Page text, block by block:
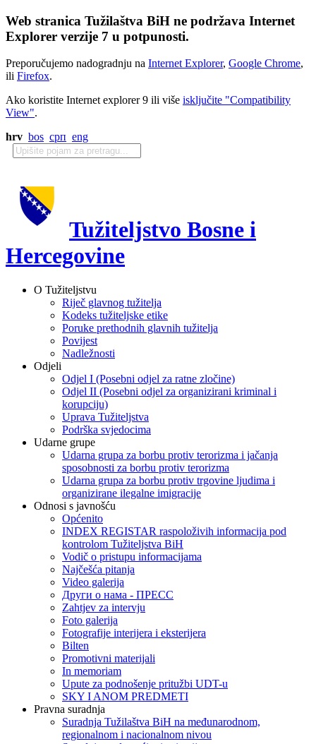
Web stranica Tužilaštva BiH ne podržava Internet
Explorer verzije 7 u potpunosti.
Preporučujemo nadogradnju na Internet Explorer, Google Chrome,
ili Firefox.
Ako koristite Internet explorer 9 ili više isključite "Compatibility
View".
hrv bos срп eng
Tužiteljstvo Bosne i
Hercegovine
O Tužiteljstvu
Riječ glavnog tužitelja
Kodeks tužiteljske etike
Poruke prethodnih glavnih tužitelja
Povijest
Nadležnosti
Odjeli
Odjel I (Posebni odjel za ratne zločine)
Odjel II (Posebni odjel za organizirani kriminal i
korupciju)
Uprava Tužiteljstva
Podrška svjedocima
Udarne grupe
Udarna grupa za borbu protiv terorizma i jačanja
sposobnosti za borbu protiv terorizma
Udarna grupa za borbu protiv trgovine ljudima i
organizirane ilegalne imigracije
Odnosi s javnošću
Općenito
INDEX REGISTAR raspoloživih informacija pod
kontrolom Tužiteljstva BiH
Vodič o pristupu informacijama
Najčešća pitanja
Video galerija
Други о нама - ПРЕСC
Zahtjev za intervju
Foto galerija
Fotografije interijera i eksterijera
Bilten
Promotivni materijali
In memoriam
Upute za podnošenje pritužbi UDT-u
SKY I ANOM PREDMETI
Pravna suradnja
Suradnja Tužilaštva BiH na međunarodnom,
regionalnom i nacionalnom nivou